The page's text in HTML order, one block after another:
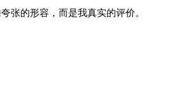
张的形容，而是我真实的评价。